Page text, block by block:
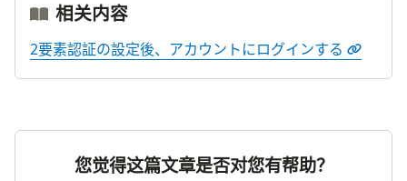
相关内容
2要素認証の設定後、アカウントにログインする
您觉得这篇文章是否对您有帮助？